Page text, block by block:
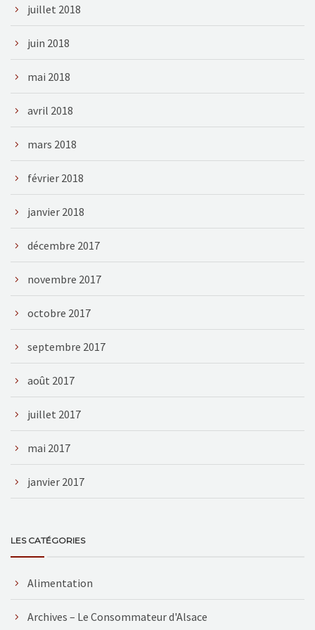
juillet 2018
juin 2018
mai 2018
avril 2018
mars 2018
février 2018
janvier 2018
décembre 2017
novembre 2017
octobre 2017
septembre 2017
août 2017
juillet 2017
mai 2017
janvier 2017
LES CATÉGORIES
Alimentation
Archives – Le Consommateur d'Alsace